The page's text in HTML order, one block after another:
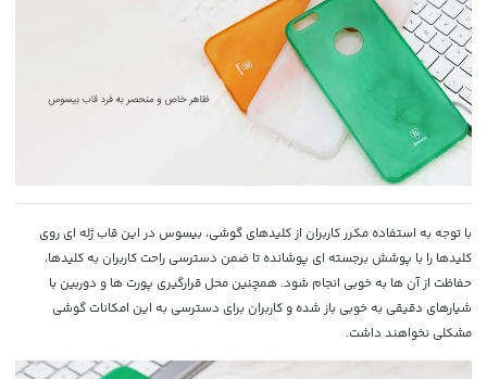
با توجه به استفاده مکرر کاربران از کلیدهای گوشی، بیسوس در این قاب ژله ای روی
کلیدها را با پوشش برجسته ای پوشانده تا ضمن دسترسی راحت کاربران به کلیدها،
حفاظت از آن ها به خوبی انجام شود. همچنین محل قرارگیری پورت ها و دوربین با
شیارهای دقیقی به خوبی باز شده و کاربران برای دسترسی به این امکانات گوشی
مشکلی نخواهند داشت.